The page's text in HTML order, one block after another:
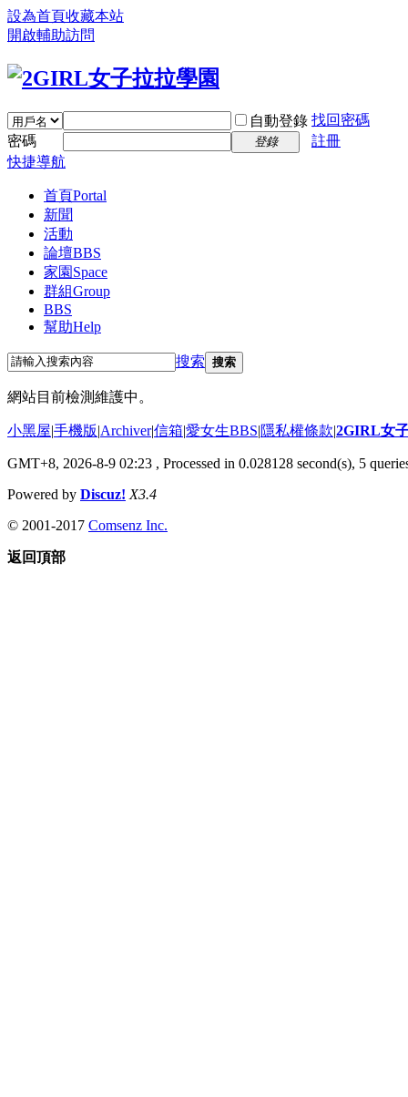
設為首頁收藏本站
開啟輔助訪問
自動登錄 找回密碼
密碼
登錄
註冊
快捷導航
首頁Portal
新聞
活動
論壇BBS
家園 Space
群組Group
BBS
幫助Help
搜索 搜索
網站目前檢測維護中。
小黑屋|手機版|Archiver|信箱|愛女生BBS|隱私權條款|2GIRL女
GMT+8, 2026-8-9 02:23 , Processed in 0.028128 second(s), 5
Powered by Discuz! X3.4
© 2001-2017 Comsenz Inc.
返回頂部